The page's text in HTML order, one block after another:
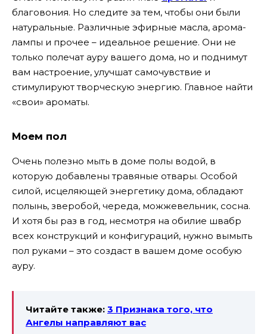
благовония. Но следите за тем, чтобы они были
натуральные. Различные эфирные масла, арома-
лампы и прочее – идеальное решение. Они не
только полечат ауру вашего дома, но и поднимут
вам настроение, улучшат самочувствие и
стимулируют творческую энергию. Главное найти
«свои» ароматы.
Моем пол
Очень полезно мыть в доме полы водой, в
которую добавлены травяные отвары. Особой
силой, исцеляющей энергетику дома, обладают
полынь, зверобой, череда, можжевельник, сосна.
И хотя бы раз в год, несмотря на обилие швабр
всех конструкций и конфигураций, нужно вымыть
пол руками – это создаст в вашем доме особую
ауру.
Читайте также: 3 Признака того, что
Ангелы направляют вас